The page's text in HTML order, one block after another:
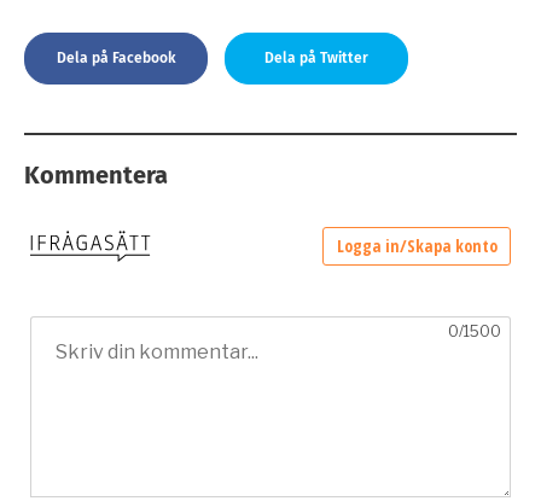
Dela på Facebook Dela på Twitter
Kommentera